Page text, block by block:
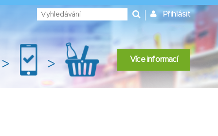
Přihlásit
> > Více informací